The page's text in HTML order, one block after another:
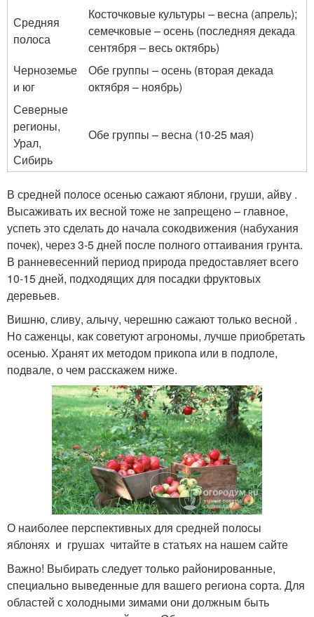
Средняя
полоса
Косточковые культуры – весна (апрель);
семечковые – осень (последняя декада
сентября – весь октябрь)
Черноземье
и юг
Обе группы – осень (вторая декада
октября – ноябрь)
Северные
регионы,
Урал,
Сибирь
Обе группы – весна (10-25 мая)
В средней полосе осенью сажают яблони, груши, айву .
Высаживать их весной тоже не запрещено – главное,
успеть это сделать до начала сокодвижения (набухания
почек), через 3-5 дней после полного оттаивания грунта.
В ранневесенний период природа предоставляет всего
10-15 дней, подходящих для посадки фруктовых
деревьев.
Вишню, сливу, алычу, черешню сажают только весной .
Но саженцы, как советуют агрономы, лучше приобретать
осенью. Хранят их методом прикопа или в подполе,
подвале, о чем расскажем ниже.
О наиболее перспективных для средней полосы
яблонях и грушах читайте в статьях на нашем сайте
Важно! Выбирать следует только районированные,
специально выведенные для вашего региона сорта. Для
областей с холодными зимами они должным быть